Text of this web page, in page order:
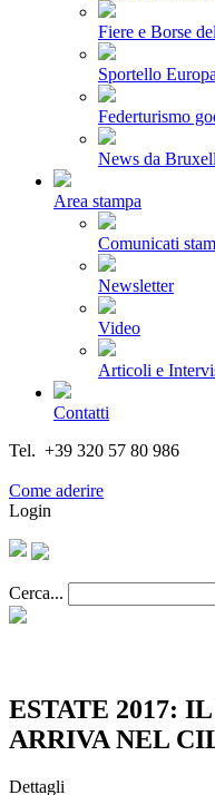
Fiere e Borse
Sportello Europa
Federturismo
News da
Area stampa
Comunicati
Newsletter
Video
Articoli e
Contatti
Tel. +39 320 57 80 986
Come aderire
Login
Cerca...
ESTATE 2017:
ARRIVA NEL
Dettagli